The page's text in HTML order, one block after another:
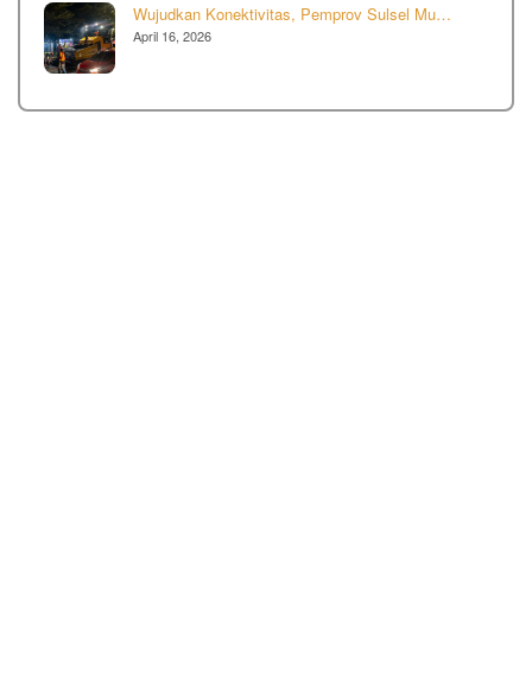
Wujudkan Konektivitas, Pemprov Sulsel Mu…
April 16, 2026